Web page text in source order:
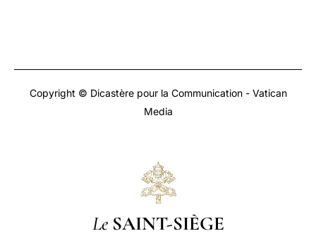
Copyright © Dicastère pour la Communication - Vatican
Media
Le SAINT-SIÈGE